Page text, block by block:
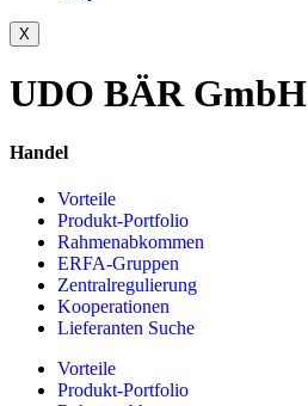
X
UDO BÄR GmbH
Handel
Vorteile
Produkt-Portfolio
Rahmenabkommen
ERFA-Gruppen
Zentralregulierung
Kooperationen
Lieferanten Suche
Vorteile
Produkt-Portfolio